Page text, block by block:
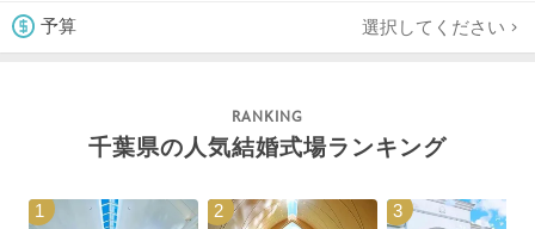
予算 選択してください
千葉県の人気結婚式場ランキング
1 2 3